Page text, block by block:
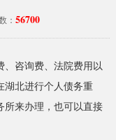
：56700
、咨询费、法院费用以
湖北进行个人债务重
所来办理，也可以直接